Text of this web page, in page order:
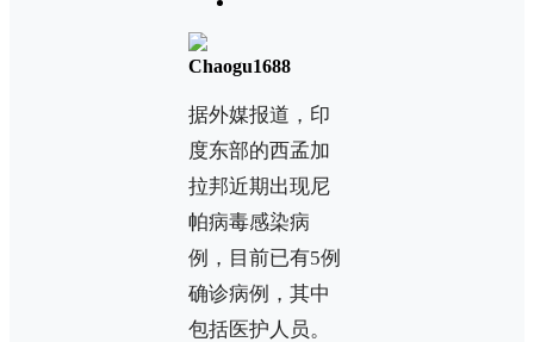
Chaogu1688
据外媒报道，印
度东部的西孟加
拉邦近期出现尼
帕病毒感染病
例，目前已有5例
确诊病例，其中
包括医护人员。